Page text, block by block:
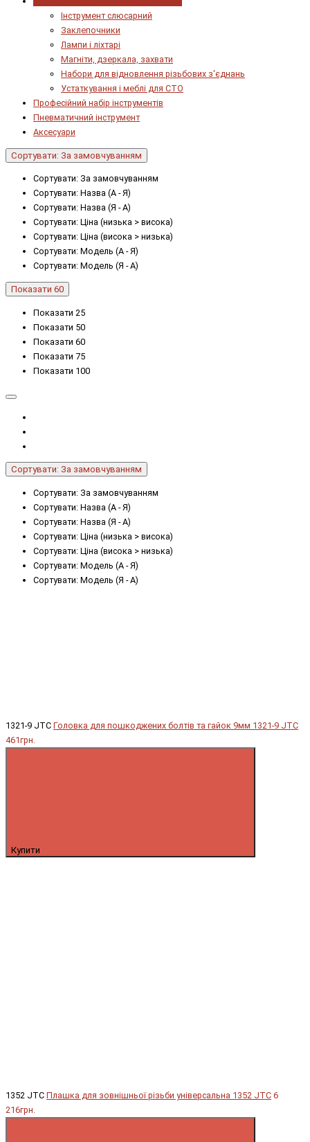
Інструмент слюсарний
Заклепочники
Лампи і ліхтарі
Магніти, дзеркала, захвати
Набори для відновлення різьбових з'єднань
Устаткування і меблі для СТО
Професійний набір інструментів
Пневматичний інструмент
Аксесуари
Сортувати: За замовчуванням
Сортувати: За замовчуванням
Сортувати: Назва (А - Я)
Сортувати: Назва (Я - А)
Сортувати: Ціна (низька > висока)
Сортувати: Ціна (висока > низька)
Сортувати: Модель (А - Я)
Сортувати: Модель (Я - А)
Показати 60
Показати 25
Показати 50
Показати 60
Показати 75
Показати 100
Сортувати: За замовчуванням
Сортувати: За замовчуванням
Сортувати: Назва (А - Я)
Сортувати: Назва (Я - А)
Сортувати: Ціна (низька > висока)
Сортувати: Ціна (висока > низька)
Сортувати: Модель (А - Я)
Сортувати: Модель (Я - А)
1321-9 JTC Головка для пошкоджених болтів та гайок 9мм 1321-9 JTC
461грн.
Купити
1352 JTC Плашка для зовнішньої різьби універсальна 1352 JTC 6
216грн.